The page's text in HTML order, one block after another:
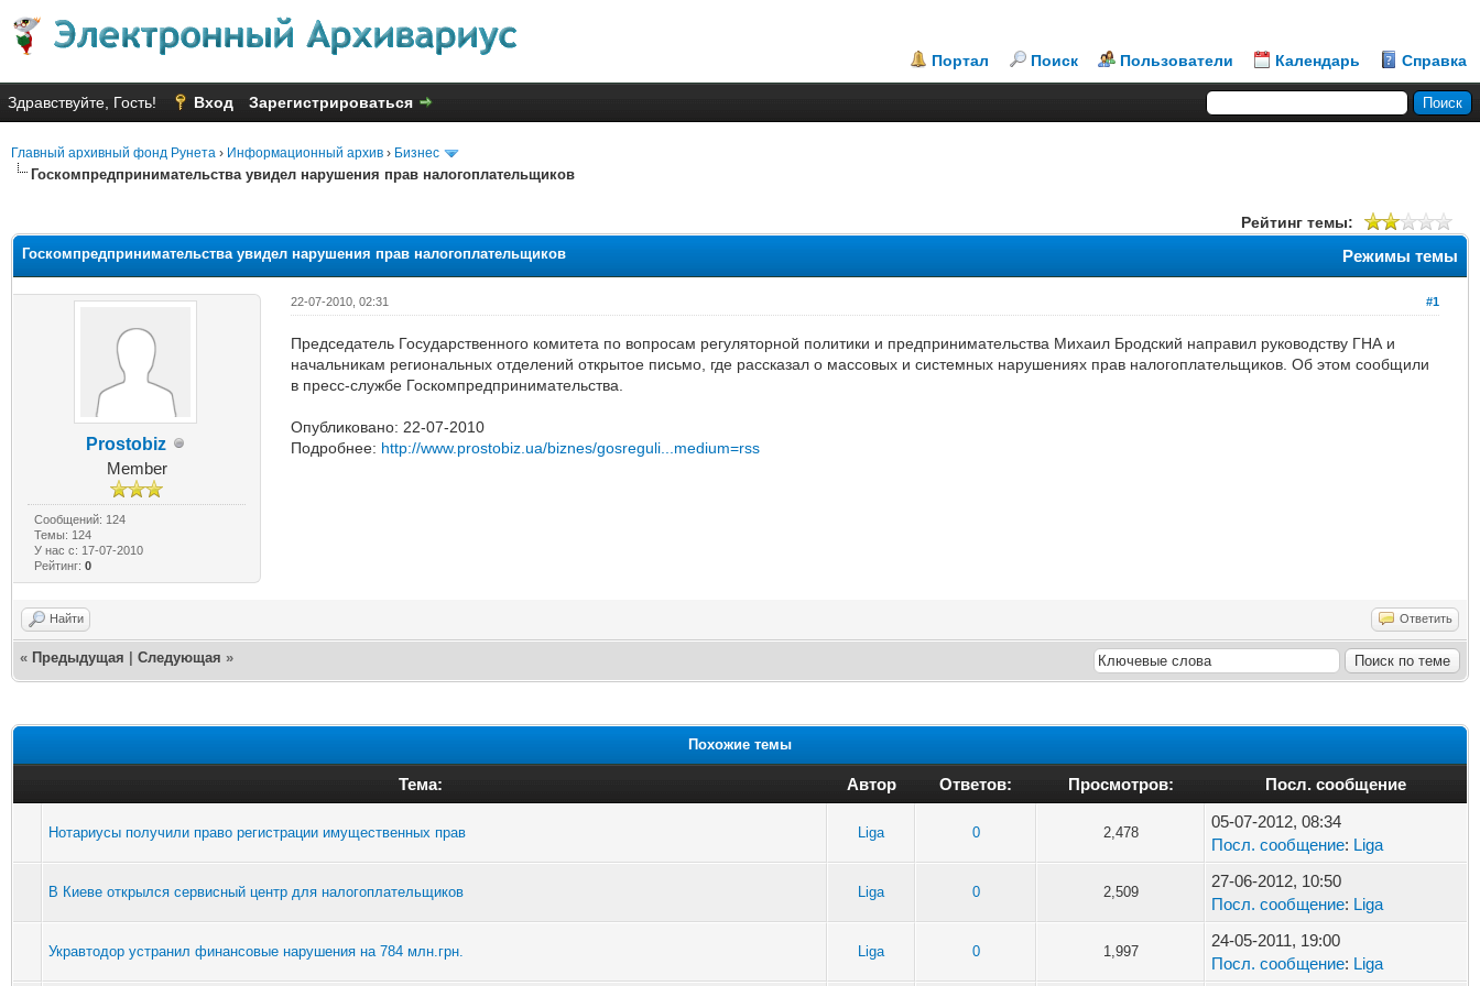
Портал Поиск Пользователи Календарь Справка
Здравствуйте, Гость! Вход Зарегистрироваться
Главный архивный фонд Рунета › Информационный архив › Бизнес
Госкомпредпринимательства увидел нарушения прав налогоплательщиков
Рейтинг темы:
Режимы темы
Госкомпредпринимательства увидел нарушения прав налогоплательщиков
Prostobiz
Member
Сообщений: 124
Темы: 124
У нас с: 17-07-2010
Рейтинг:0
#1
22-07-2010, 02:31
Председатель Государственного комитета по вопросам регуляторной политики и предпринимательства Михаил Бродский направил руководству ГНА и
начальникам региональных отделений открытое письмо, где рассказал о массовых и системных нарушениях прав налогоплательщиков. Об этом сообщили
в пресс-службе Госкомпредпринимательства.
Опубликовано: 22-07-2010
Подробнее: http://www.prostobiz.ua/biznes/gosreguli...medium=rss
Найти Ответить
« Предыдущая Следующая »
Похожие темы
Тема: Автор Ответов: Просмотров: Посл. сообщение
Нотариусы получили право регистрации имущественных прав Liga 0 2,478
05-07-2012, 08:34
Посл. сообщение: Liga
В Киеве открылся сервисный центр для налогоплательщиков Liga 0 2,509
27-06-2012, 10:50
Посл. сообщение: Liga
Укравтодор устранил финансовые нарушения на 784 млн.грн. Liga 0 1,997
24-05-2011, 19:00
Посл. сообщение: Liga